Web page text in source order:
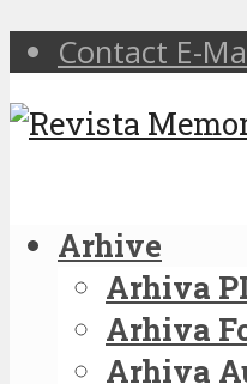
Contact E-
Arhive
Arhiva
Arhiva
Arhiva